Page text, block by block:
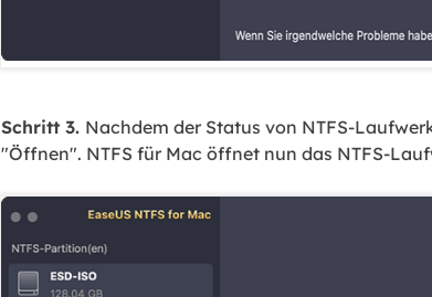
Schritt 3. Nachdem der Status von NTFS-
"Öffnen". NTFS für Mac öffnet nun das NTFS-